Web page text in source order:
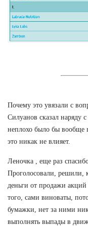
Почему это увязали с
Силуанов сказал наряду
неплохо было бы вообще
это никак не влияет.
Леночка , еще раз
Проголосовали, решили,
деньги от продажи
того, сами виноваты,
бумажки, нет за ними
выполнять выпады в